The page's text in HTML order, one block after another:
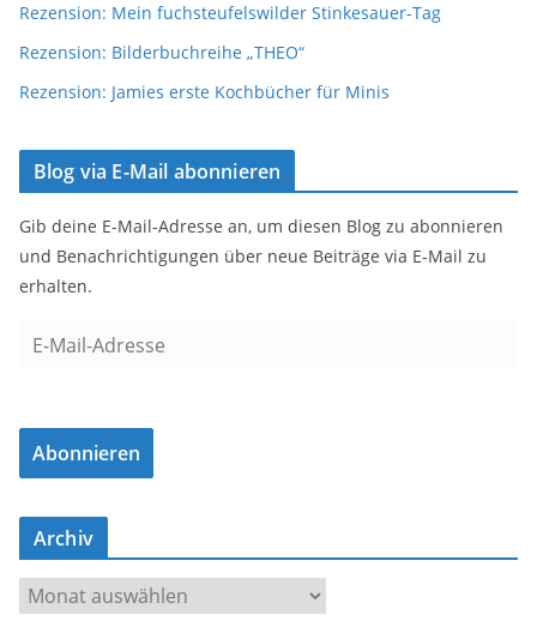
Rezension: Mein fuchsteufelswilder Stinkesauer-Tag
Rezension: Bilderbuchreihe „THEO“
Rezension: Jamies erste Kochbücher für Minis
Blog via E-Mail abonnieren
Gib deine E-Mail-Adresse an, um diesen Blog zu abonnieren
und Benachrichtigungen über neue Beiträge via E-Mail zu
erhalten.
a
l
-
d
Abonnieren
Archiv
r